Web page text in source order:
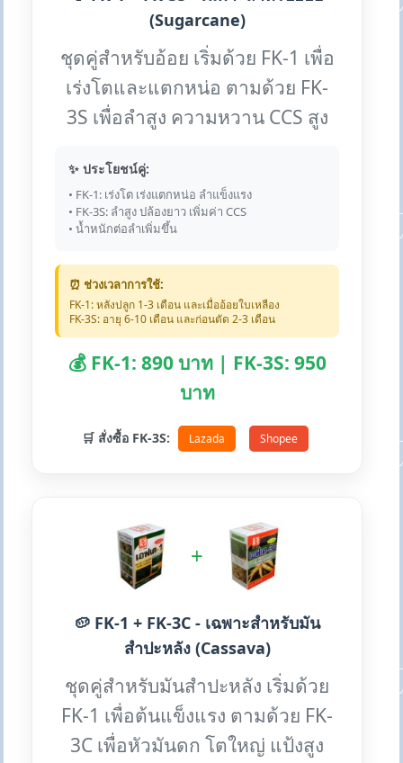
(Sugarcane)
ชุดคู่สำหรับอ้อย เริ่มด้วย FK-1 เพื่อ
เร่งโตและแตกหน่อ ตามด้วย FK-
3S เพื่อลำสูง ความหวาน CCS สูง
✨ ประโยชน์คู่:
• FK-1: เร่งโต เร่งแตกหน่อ ลำแข็งแรง
• FK-3S: ลำสูง ปล้องยาว เพิ่มค่า CCS
• น้ำหนักต่อลำเพิ่มขึ้น
⏰ ช่วงเวลาการใช้:
FK-1: หลังปลูก 1-3 เดือน และเมื่ออ้อยใบเหลือง
FK-3S: อายุ 6-10 เดือน และก่อนตัด 2-3 เดือน
💰 FK-1: 890 บาท | FK-3S: 950
บาท
🛒 สั่งซื้อ FK-3S: Lazada Shopee
+
🥔 FK-1 + FK-3C - เฉพาะสำหรับมัน
สำปะหลัง (Cassava)
ชุดคู่สำหรับมันสำปะหลัง เริ่มด้วย
FK-1 เพื่อต้นแข็งแรง ตามด้วย FK-
3C เพื่อหัวมันดก โตใหญ่ แป้งสูง